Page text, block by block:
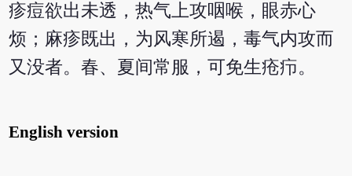
疹痘欲出未透，热气上攻咽喉，眼赤心
烦；麻疹既出，为风寒所遏，毒气内攻而
又没者。春、夏间常服，可免生疮疖。
English version